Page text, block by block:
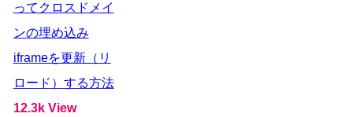
ってクロスドメイ
ンの埋め込み
iframeを更新（リ
ロード）する方法
12.3k View